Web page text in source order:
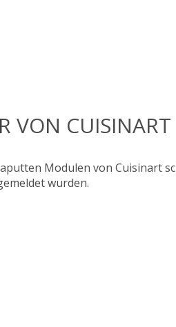
VON CUISINART
Modulen von Cuisinart
wurden.